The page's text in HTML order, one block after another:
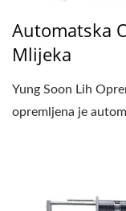
Automatska
Mlijeka
Yung Soon Lih
opremljena je